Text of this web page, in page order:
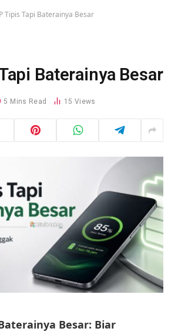
Tipis Tapi Baterainya Besar
Baterainya Besar
5 Mins Read 15 Views
Besar: Biar